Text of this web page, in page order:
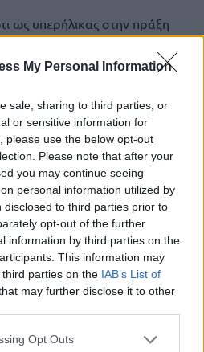
My Personal Information
sale, sharing to third parties, or
or sensitive information for
please use the below opt-out
Please note that after your
you may continue seeing
personal information utilized by
to third parties prior to
opt-out of the further
information by third parties on the
This information may
parties on the IAB’s List of
may further disclose it to other
Opt Outs
ως υπερήλικας στην πράξη
νόμο που του παραχωρεί το
Κ. να προχώρησε εκ του
και οξύμωρο από μόνο του,
να εκδικηθεί το
ακριβώς και
του.
στον εισαγγελέα.
ΕΦΚΑ